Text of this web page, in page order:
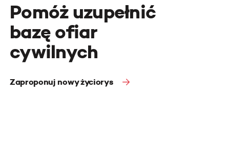
Pomóż uzupełnić
bazę ofiar
cywilnych
Zaproponuj nowy życiorys